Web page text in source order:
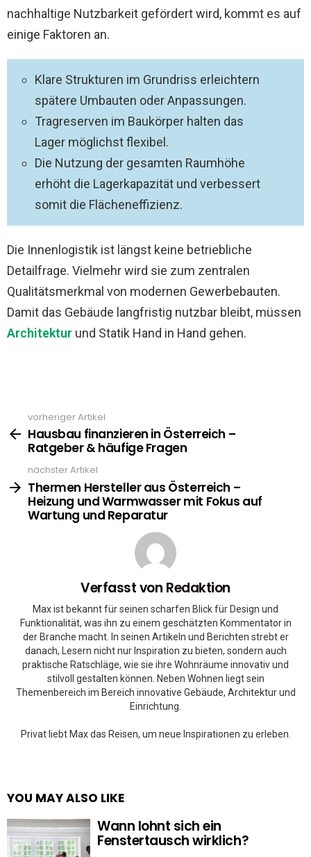
nachhaltige Nutzbarkeit gefördert wird, kommt es auf
einige Faktoren an.
Klare Strukturen im Grundriss erleichtern
spätere Umbauten oder Anpassungen.
Tragreserven im Baukörper halten das
Lager möglichst flexibel.
Die Nutzung der gesamten Raumhöhe
erhöht die Lagerkapazität und verbessert
somit die Flächeneffizienz.
Die Innenlogistik ist längst keine betriebliche
Detailfrage. Vielmehr wird sie zum zentralen
Qualitätsmerkmal von modernen Gewerbebauten.
Damit das Gebäude langfristig nutzbar bleibt, müssen
Architektur und Statik Hand in Hand gehen.
more
vorheriger Artikel
Hausbau finanzieren in Österreich –
Ratgeber & häufige Fragen
nächster Artikel
Thermen Hersteller aus Österreich –
Heizung und Warmwasser mit Fokus auf
Wartung und Reparatur
Verfasst von Redaktion
Max ist bekannt für seinen scharfen Blick für Design und
Funktionalität, was ihn zu einem geschätzten Kommentator in
der Branche macht. In seinen Artikeln und Berichten strebt er
danach, Lesern nicht nur Inspiration zu bieten, sondern auch
praktische Ratschläge, wie sie ihre Wohnräume innovativ und
stilvoll gestalten können. Neben Wohnen liegt sein
Themenbereich im Bereich innovative Gebäude, Architektur und
Einrichtung.
Privat liebt Max das Reisen, um neue Inspirationen zu erleben.
YOU MAY ALSO LIKE
Wann lohnt sich ein
Fenstertausch wirklich?